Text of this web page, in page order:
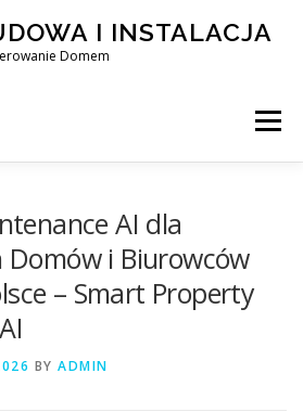
I INSTALACJA
Domem
Menu
INTELIGENTNE
AI dla
i Biurowców
– Smart Property
BY ADMIN